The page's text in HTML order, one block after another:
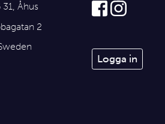
31, Åhus
2
Logga in